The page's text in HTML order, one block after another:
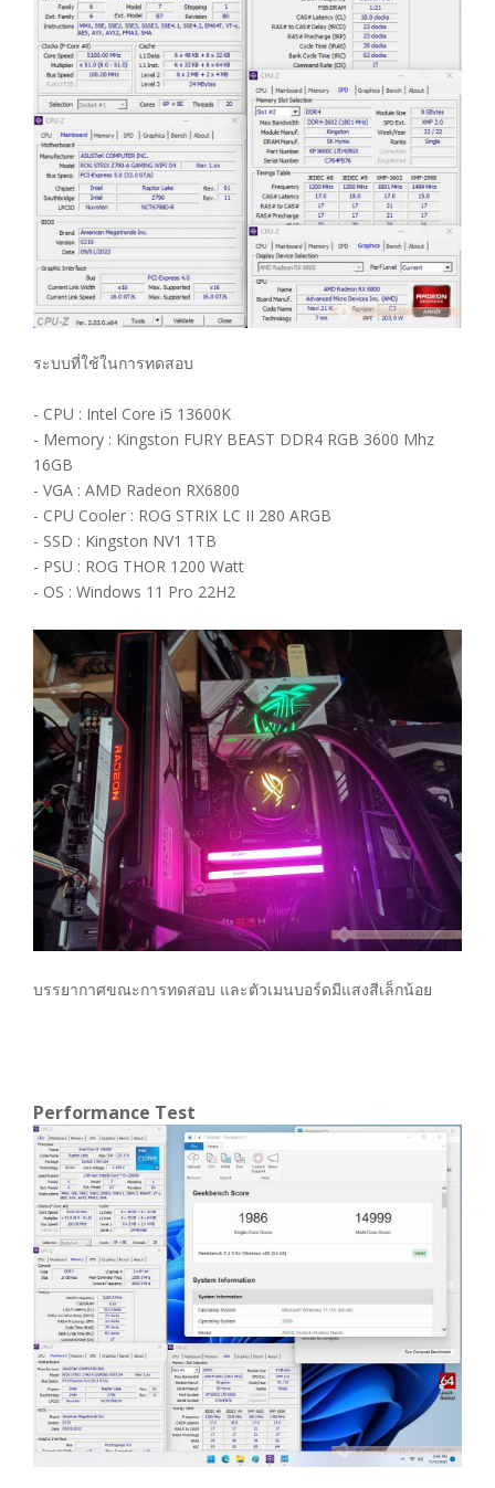
ระบบที่ใช้ในการทดสอบ
- CPU : Intel Core i5 13600K
- Memory : Kingston FURY BEAST DDR4 RGB 3600 Mhz
16GB
- VGA : AMD Radeon RX6800
- CPU Cooler : ROG STRIX LC II 280 ARGB
- SSD : Kingston NV1 1TB
- PSU : ROG THOR 1200 Watt
- OS : Windows 11 Pro 22H2
บรรยากาศขณะการทดสอบ และตัวเมนบอร์ดมีแสงสีเล็กน้อย
Performance Test